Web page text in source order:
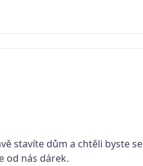
stavíte dům a chtěli byste se
od nás dárek.